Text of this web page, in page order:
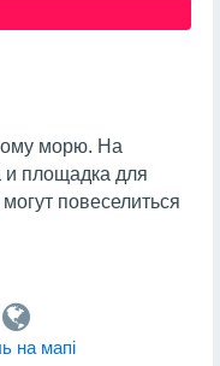
морю. На
и площадка для
повеселиться
на мапi